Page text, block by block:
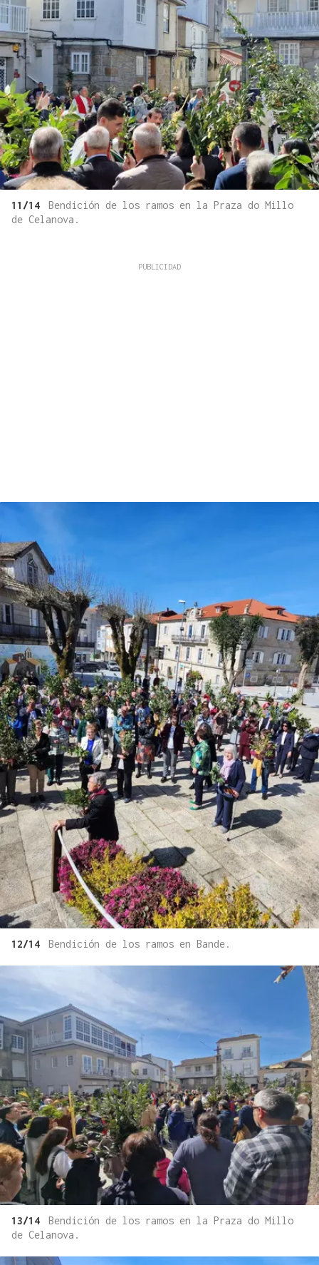
11/14
Bendición de los ramos en la Praza do Millo
de Celanova.
12/14 Bendición de los ramos en Bande.
13/14
Bendición de los ramos en la Praza do Millo
de Celanova.